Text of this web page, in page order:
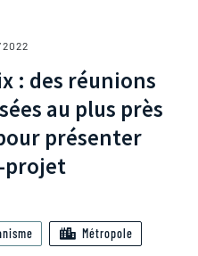
: des réunions
au plus près
présenter
projet
Métropole